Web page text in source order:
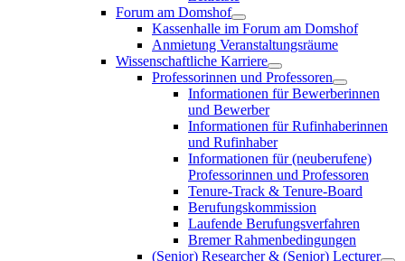
Forum am Domshof
Kassenhalle im Forum am Domshof
Anmietung Veranstaltungsräume
Wissenschaftliche Karriere
Professorinnen und Professoren
Informationen für Bewerberinnen
und Bewerber
Informationen für Rufinhaberinnen
und Rufinhaber
Informationen für (neuberufene)
Professorinnen und Professoren
Tenure-Track & Tenure-Board
Berufungskommission
Laufende Berufungsverfahren
Bremer Rahmenbedingungen
(Senior) Researcher & (Senior) Lecturer